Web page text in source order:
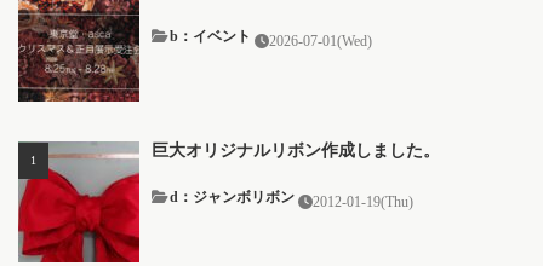
b：イベント 2026-07-01(Wed)
巨大オリジナルリボン作成しました。
2012-01-19(Thu)
d：ジャンボリボン